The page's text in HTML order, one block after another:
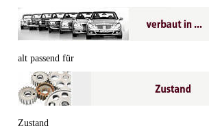
alt passend für
Zustand